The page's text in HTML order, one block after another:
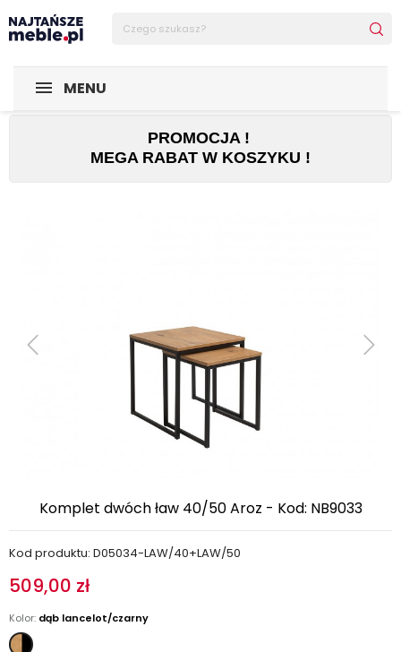
MENU
Sklep Najtańsze-meble
PROMOCJA !
MEGA RABAT W KOSZYKU !
Komplet dwóch ław 40/50 Aroz - Kod: NB9033
Kod produktu: D05034-LAW/40+LAW/50
509,00 zł
Kolor: dąb lancelot/czarny
dąb